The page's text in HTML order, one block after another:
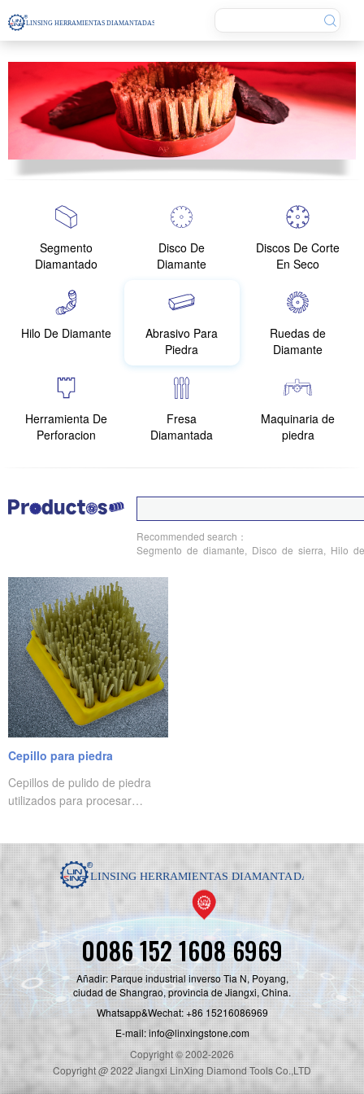
Segmento
Diamantado
Disco De
Diamante
Discos De Corte
En Seco
Hilo De Diamante
Abrasivo Para
Piedra
Ruedas de
Diamante
Herramienta De
Perforacion
Fresa
Diamantada
Maquinaria de
piedra
Recommended search：
Segmento de diamante, Disco de sierra, Hilo de
Cepillo para piedra
Cepillos de pulido de piedra
utilizados para procesar
superficies convexas y de piel
de oveja y otras superficies de
imitación mate
0086 152 1608 6969
Añadir: Parque industrial inverso Tia N, Poyang,
ciudad de Shangrao, provincia de Jiangxi, China.
Whatsapp&Wechat: +86 15216086969
E-mail: info@linxingstone.com
Copyright © 2002-2026
Copyright@2022 Jiangxi LinXing Diamond Tools Co.,LTD